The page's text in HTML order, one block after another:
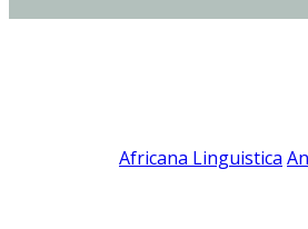
Africana Linguistica